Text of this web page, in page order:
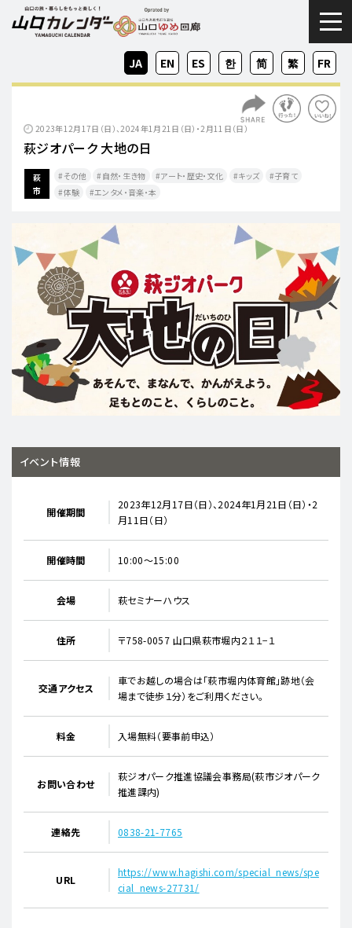
ZH-
CN
ZH-
TW
EN FR
JA KO
ES
2023年12月17日（日）、2024年1月21日（日）・2月11日（日）
萩ジオパーク 大地の日
萩
市
その他 自然・生き物 アート・歴史・文化 キッズ
子育て
体験
エンタメ・音楽・本
イベント情報
開催期間
2023年12月17日（日）、2024年1月21日（日）・2
月11日（日）
開催時間 10:00～15:00
会場 萩セミナーハウス
住所 〒758-0057 山口県萩市堀内２１１−１
交通アクセス
車でお越しの場合は「萩市堀内体育館」跡地（会
場まで徒歩１分）をご利用ください。
料金 入場無料（要事前申込）
お問い合わせ
萩ジオパーク推進協議会事務局(萩市ジオパーク
推進課内)
連絡先 0838-21-7765
URL
https://www.hagishi.com/special_news/spe
cial_news-27731/